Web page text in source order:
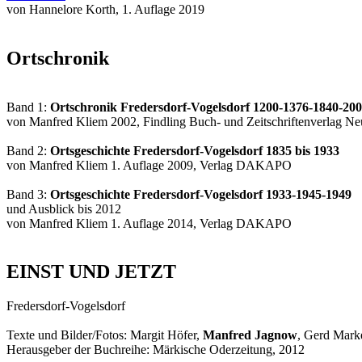
von Hannelore Korth, 1. Auflage 2019
Ortschronik
Band 1: Ortschronik Fredersdorf-Vogelsdorf 1200-1376-1840-
von Manfred Kliem 2002, Findling Buch- und Zeitschriftenverlag
Band 2: Ortsgeschichte Fredersdorf-Vogelsdorf 1835 bis 1933
von Manfred Kliem 1. Auflage 2009, Verlag DAKAPO
Band 3: Ortsgeschichte Fredersdorf-Vogelsdorf 1933-1945-1949
und Ausblick bis 2012
von Manfred Kliem 1. Auflage 2014, Verlag DAKAPO
EINST UND JETZT
Fredersdorf-Vogelsdorf
Texte und Bilder/Fotos: Margit Höfer, Manfred Jagnow, Gerd
Herausgeber der Buchreihe: Märkische Oderzeitung, 2012